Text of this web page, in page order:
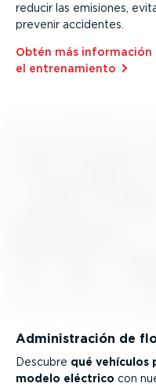
reducir las emisiones,
prevenir accidentes.
Obtén más
el entre­na­miento⁠
Adminis­tración de
Descubre qué vehículos
modelo eléctrico con